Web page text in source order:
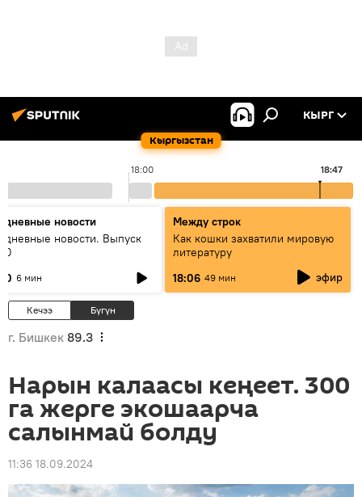
Кыргызстан
КЫРГ
18:00 18:47
новости
новости. Выпуск
6 мин
Между строк
Как кошки захватили мировую
литературу
18:06 49 мин эфир
Кечээ Бүгүн
г. Бишкек 89.3
Нарын калаасы кеңеет. 300
га жерге экошаарча
салынмай болду
11:36 18.09.2024